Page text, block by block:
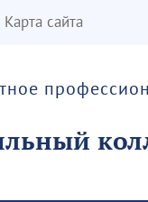
Карта сайта